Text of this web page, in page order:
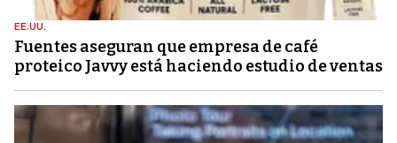
EE.UU.
Fuentes aseguran que empresa de café
proteico Javvy está haciendo estudio de ventas